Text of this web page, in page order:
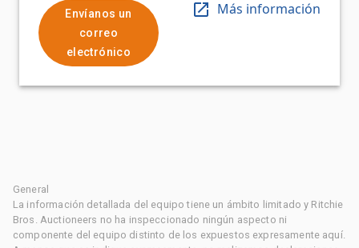
Envíanos un
correo
electrónico
Más información
General
La información detallada del equipo tiene un ámbito limitado y Ritchie
Bros. Auctioneers no ha inspeccionado ningún aspecto ni
componente del equipo distinto de los expuestos expresamente aquí.